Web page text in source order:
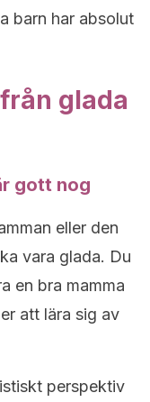
barn har absolut
glada
gott nog
eller den
vara glada. Du
en bra mamma
att lära sig av
perspektiv